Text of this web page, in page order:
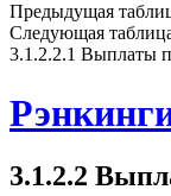
Предыдущая
Следующая
3.1.2.2.1 Выплаты
3.1.2.2